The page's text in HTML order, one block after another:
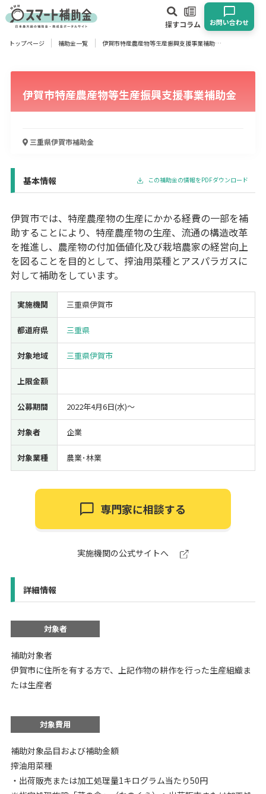
探すコラム お問い合わせ
対象
企業 団体 個人 その他
物流・運輸業 製造業 情報通信業 卸売･小売業
飲食業
宿泊･旅館業
その他
使い道
経営改善・経営強化 販路拡大
人材採用・雇用
人材育成・福利厚生
起業・創業
事業承継 災害・被災者支援
コロナ関連
環境・省エネ
テレワーク
受付中のみ
トップページ 補助金一覧 伊賀市特産農産物等生産振興支援事業補助金
伊賀市特産農産物等生産振興支援事業補助金
三重県伊賀市補助金
基本情報 この補助金の情報をPDFダウンロード
伊賀市では、特産農産物の生産にかかる経費の一部を補
助することにより、特産農産物の生産、流通の構造改革
を推進し、農産物の付加価値化及び栽培農家の経営向上
を図ることを目的として、搾油用菜種とアスパラガスに
対して補助をしています。
実施機関 三重県伊賀市
都道府県 三重県
対象地域 三重県伊賀市
上限金額
公募期間 2022年4月6日(水)〜
対象者 企業
対象業種 農業･林業
専門家に相談する
実施機関の公式サイトへ
詳細情報
対象者
補助対象者
伊賀市に住所を有する方で、上記作物の耕作を行った生産組織ま
たは生産者
対象費用
補助対象品目および補助金額
搾油用菜種
・出荷販売または加工処理量1キログラム当たり50円